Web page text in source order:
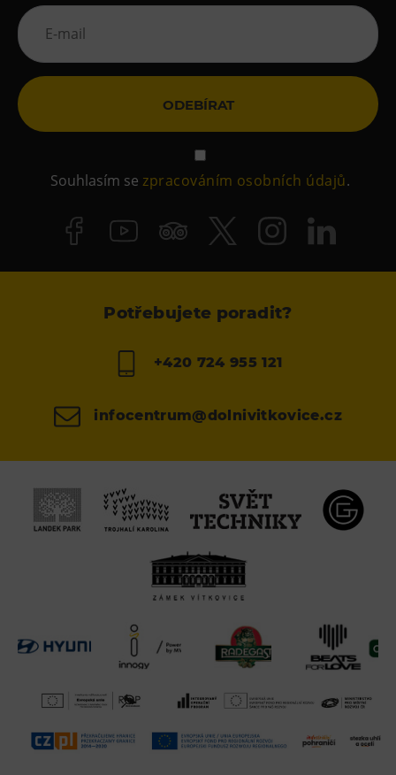
ODEBÍRAT
Souhlasím sezpracováním osobních údajů.
Potřebujete poradit?
+420 724 955 121
infocentrum@dolnivitkovice.cz